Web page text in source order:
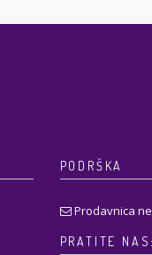
PODRŠKA
Prodavnica
PRATITE NAS: